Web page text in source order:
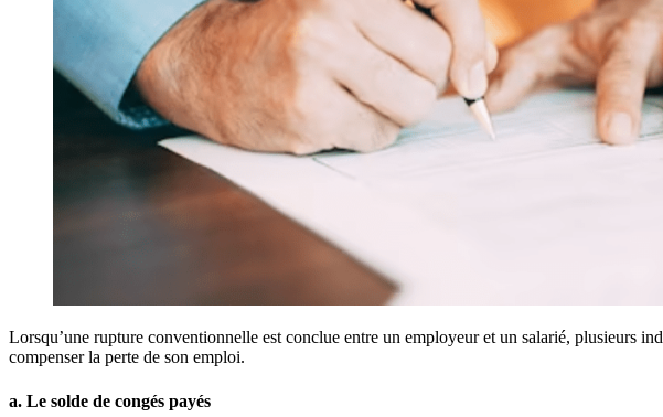
Lorsqu’une rupture conventionnelle est conclue entre un employeur et un salarié, plusieurs
compenser la perte de son emploi.
a. Le solde de congés payés